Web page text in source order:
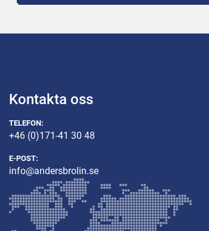
Kontakta oss
TELEFON:
+46 (0)171-41 30 48
E-POST:
info@andersbrolin.se